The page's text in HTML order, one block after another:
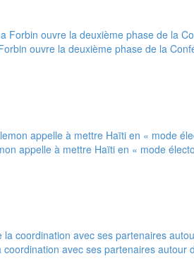
ouvre la deuxième phase de la
appelle à mettre Haïti en « mode
coordination avec ses partenaires autour